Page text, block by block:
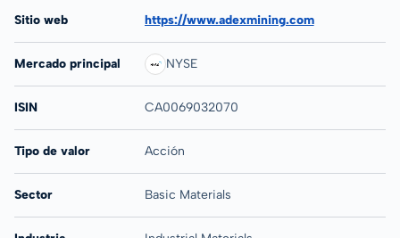
Sitio web https://www.adexmining.com
Mercado principal NYSE
ISIN CA0069032070
Tipo de valor Acción
Sector Basic Materials